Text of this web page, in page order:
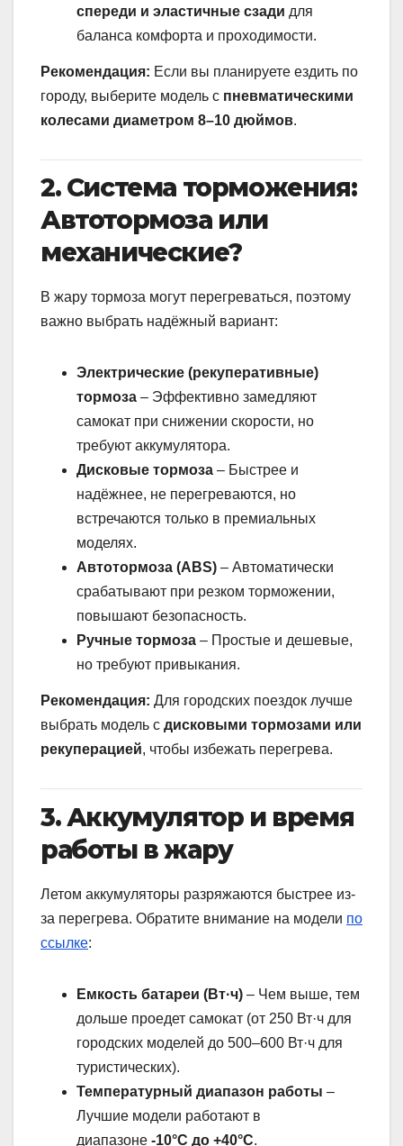
спереди и эластичные сзади для
баланса комфорта и проходимости.
Рекомендация: Если вы планируете ездить по
городу, выберите модель с пневматическими
колесами диаметром 8–10 дюймов.
2. Система торможения:
Автотормоза или
механические?
В жару тормоза могут перегреваться, поэтому
важно выбрать надёжный вариант:
Электрические (рекуперативные)
тормоза – Эффективно замедляют
самокат при снижении скорости, но
требуют аккумулятора.
Дисковые тормоза – Быстрее и
надёжнее, не перегреваются, но
встречаются только в премиальных
моделях.
Автотормоза (ABS) – Автоматически
срабатывают при резком торможении,
повышают безопасность.
Ручные тормоза – Простые и дешевые,
но требуют привыкания.
Рекомендация: Для городских поездок лучше
выбрать модель с дисковыми тормозами или
рекуперацией, чтобы избежать перегрева.
3. Аккумулятор и время
работы в жару
Летом аккумуляторы разряжаются быстрее из-
за перегрева. Обратите внимание на модели по
ссылке:
Емкость батареи (Вт·ч) – Чем выше, тем
дольше проедет самокат (от 250 Вт·ч для
городских моделей до 500–600 Вт·ч для
туристических).
Температурный диапазон работы –
Лучшие модели работают в
диапазоне -10°C до +40°C.